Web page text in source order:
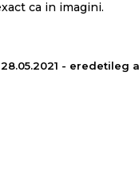
ca in imagini.
28.05.2021 - eredetileg